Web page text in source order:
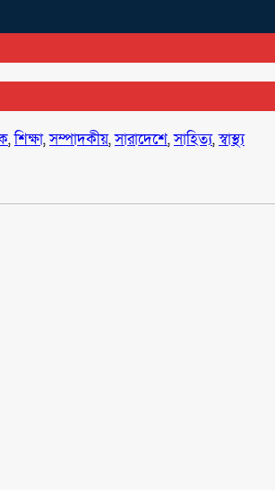
,শিক্ষা,সম্পাদকীয়,সারাদেশে,সাহিত্য,স্বাস্থ্য